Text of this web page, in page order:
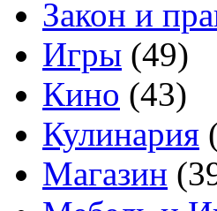
Закон и
Игры (49)
Кино (43)
Кулинария
Магазин